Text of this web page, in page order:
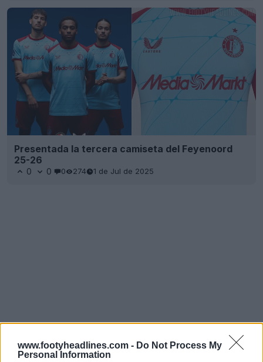
www.footyheadlines.com - Do Not Process My
Personal Information
Presentada la tercera camiseta del Feyenoord
25-26
0 0 0 274 1 de Jul de 2025